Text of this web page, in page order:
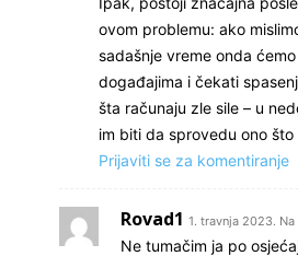
ovom problemu: ako
sadašnje vreme onda
događajima i čekati
šta računaju zle sile – u
im biti da sprovedu ono što
Prijaviti se za komentiranje
Rovad1 1. travnja 2023. Na
Ne tumačim ja po